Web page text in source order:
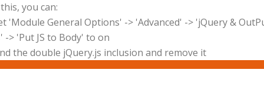
you can:
General Options' -> 'Advanced' -> 'jQuery &
-> 'Put JS to Body' to on
the double jQuery.js inclusion and remove it